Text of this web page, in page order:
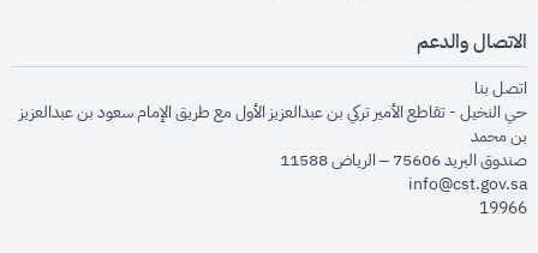
الاتصال والدعم
اتصل بنا
حي النخيل - تقاطع الأمير تركي بن عبدالعزيز الأول مع طريق الإمام سعود بن عبدالعزيز
بن محمد
صندوق البريد 75606 – الرياض 11588
info@cst.gov.sa
19966